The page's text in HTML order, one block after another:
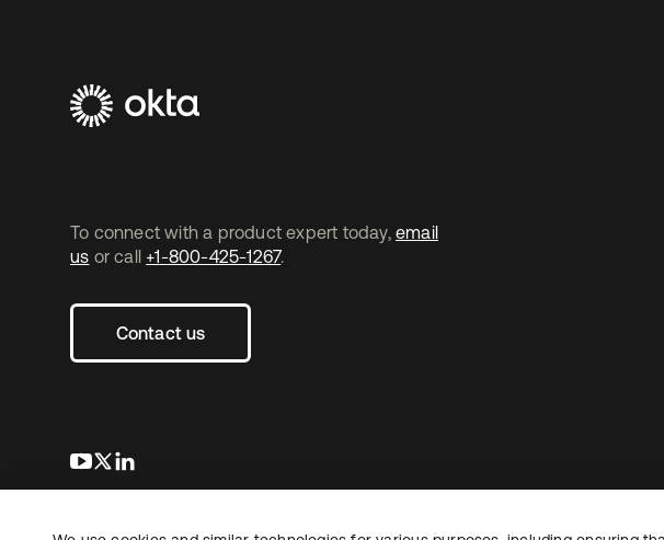
To connect with a product expert today, email
us or call +1-800-425-1267.
Contact us
s’ouvre dans un nouvel onglet
s’ouvre dans un nouvel onglet